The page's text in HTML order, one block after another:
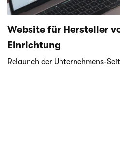
Website für Hersteller
Einrichtung
Relaunch der Unternehmens-